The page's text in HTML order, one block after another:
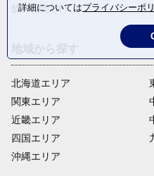
飲料(酒以外)
北海道エリア
関東エリア
近畿エリア
四国エリア
沖縄エリア
詳細についてはプライバシーポ